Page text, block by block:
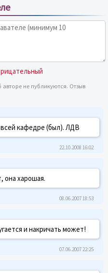
не публикуются. Отзыв
кафедре (был). ЛДВ
22.10.2008 16:02
она харошая.
08.06.2007 18:53
и накричать может!
07.06.2007 22:25